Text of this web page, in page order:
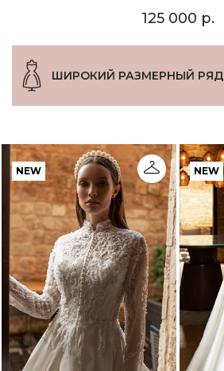
125 000 р.
ШИРОКИЙ РАЗМЕРНЫЙ РЯД
NEW NEW